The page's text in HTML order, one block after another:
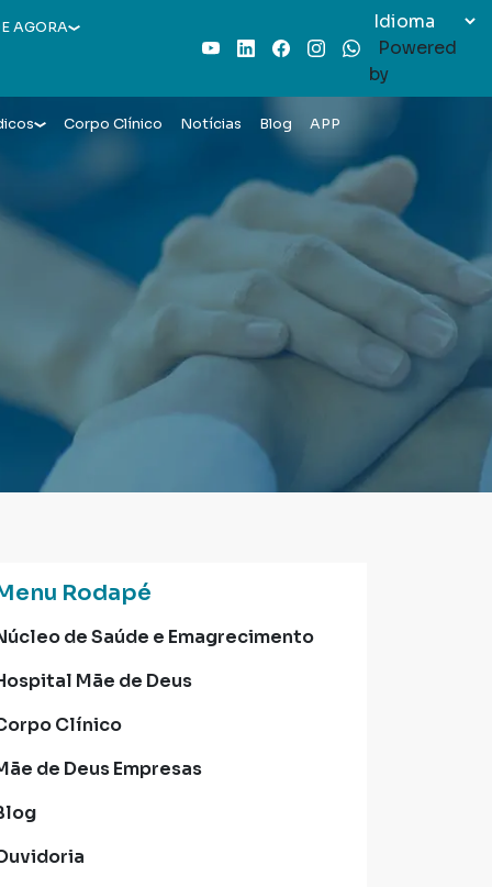
AGORA
YoutubeLinkedInFacebook
InstagramWhatsAppPowered
by
Corpo Clínico Notícias Blog APP
Rodapé
de Saúde e Emagrecimento
Mãe de Deus
Clínico
de Deus Empresas